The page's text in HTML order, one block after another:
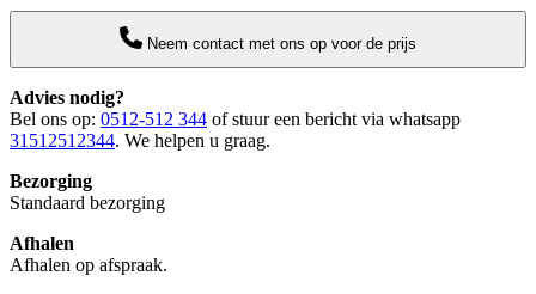
Neem contact met ons op voor de prijs
Advies nodig?
Bel ons op: 0512-512 344 of stuur een bericht via whatsapp
31512512344. We helpen u graag.
Bezorging
Standaard bezorging
Afhalen
Afhalen op afspraak.